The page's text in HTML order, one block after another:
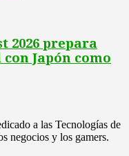
2026 prepara
Japón como
a las Tecnologías de
negocios y los gamers.